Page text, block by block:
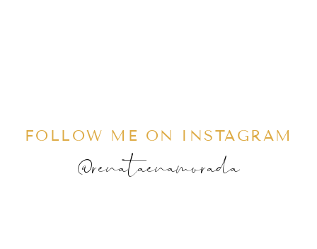
FOLLOW ME ON INSTAGRAM
@renataenamorada